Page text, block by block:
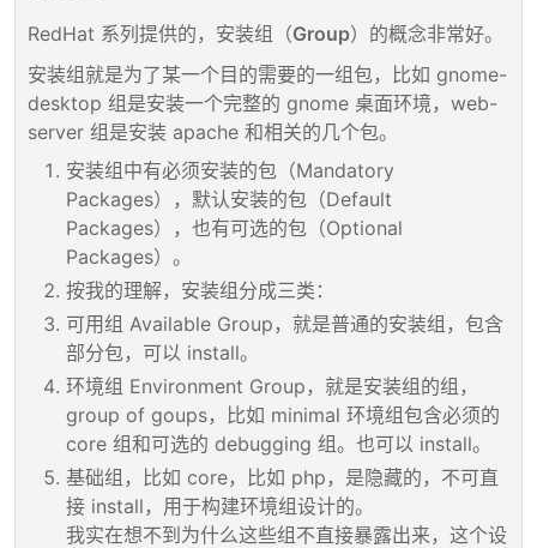
RedHat 系列提供的，安装组（Group）的概念非常好。
安装组就是为了某一个目的需要的一组包，比如 gnome-
desktop 组是安装一个完整的 gnome 桌面环境，web-
server 组是安装 apache 和相关的几个包。
安装组中有必须安装的包（Mandatory
Packages），默认安装的包（Default
Packages），也有可选的包（Optional
Packages）。
按我的理解，安装组分成三类：
可用组 Available Group，就是普通的安装组，包含
部分包，可以 install。
环境组 Environment Group，就是安装组的组，
group of goups，比如 minimal 环境组包含必须的
core 组和可选的 debugging 组。也可以 install。
基础组，比如 core，比如 php，是隐藏的，不可直
接 install，用于构建环境组设计的。
我实在想不到为什么这些组不直接暴露出来，这个设